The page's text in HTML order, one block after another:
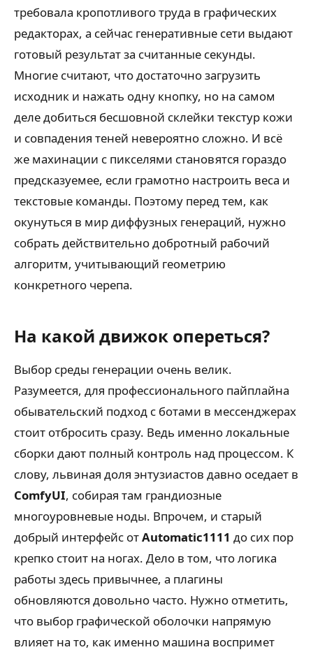
требовала кропотливого труда в графических
редакторах, а сейчас генеративные сети выдают
готовый результат за считанные секунды.
Многие считают, что достаточно загрузить
исходник и нажать одну кнопку, но на самом
деле добиться бесшовной склейки текстур кожи
и совпадения теней невероятно сложно. И всё
же махинации с пикселями становятся гораздо
предсказуемее, если грамотно настроить веса и
текстовые команды. Поэтому перед тем, как
окунуться в мир диффузных генераций, нужно
собрать действительно добротный рабочий
алгоритм, учитывающий геометрию
конкретного черепа.
На какой движок опереться?
Выбор среды генерации очень велик.
Разумеется, для профессионального пайплайна
обывательский подход с ботами в мессенджерах
стоит отбросить сразу. Ведь именно локальные
сборки дают полный контроль над процессом. К
слову, львиная доля энтузиастов давно оседает в
ComfyUI, собирая там грандиозные
многоуровневые ноды. Впрочем, и старый
добрый интерфейс отAutomatic1111 до сих пор
крепко стоит на ногах. Дело в том, что логика
работы здесь привычнее, а плагины
обновляются довольно часто. Нужно отметить,
что выбор графической оболочки напрямую
влияет на то, как именно машина воспримет